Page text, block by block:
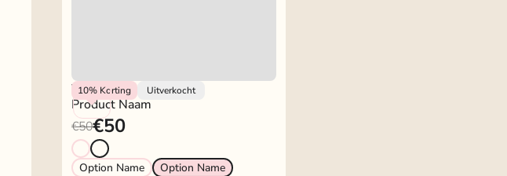
10% Korting Uitverkocht
Vendor
Product Naam
€50€50
Option Name Option Name